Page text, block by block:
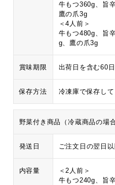
牛もつ360g、旨
鷹の爪3g
＜4人前＞
牛もつ480g、旨
g、鷹の爪3g
賞味期限 出荷日を含む60
保存方法 冷凍庫で保存し
野菜付き商品（冷蔵商品の場合
発送日 ご注文日の翌日
内容量
＜2人前＞
牛もつ240g、旨